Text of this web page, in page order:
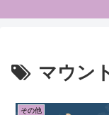
マウン
その他